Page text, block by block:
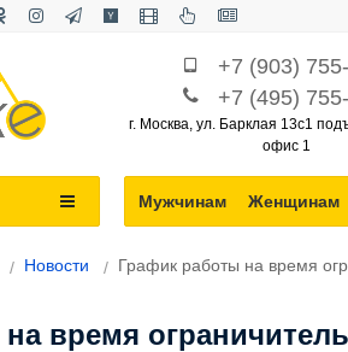
+7 (903)
+7 (495)
г. Москва, ул. Барклая 13с1
офис 1
Мужчинам Женщинам
Новости График работы на время
время